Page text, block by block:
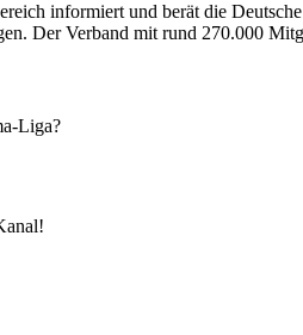
informiert und berät die
Der Verband mit rund 270.000
Liga?